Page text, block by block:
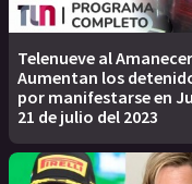
Telenueve al
Aumentan los
por manifestarse en
21 de julio del 2023